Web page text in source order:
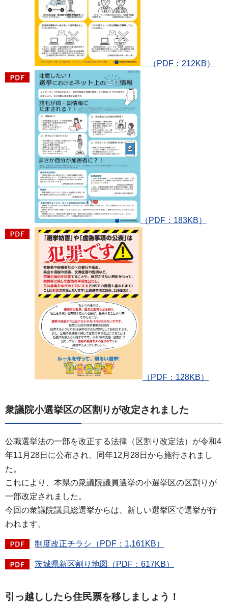
（PDF：212KB）
（PDF：183KB）
（PDF：128KB）
衆議院小選挙区の区割りが改定されました
公職選挙法の一部を改正する法律（区割り改定法）が令和4
年11月28日に公布され、同年12月28日から施行されまし
た。
これにより、本県の衆議院議員選挙の小選挙区の区割りが
一部改定されました。
今回の衆議院議員総選挙からは、新しい選挙区で選挙が行
われます。
制度改正チラシ（PDF：1,161KB）
茨城県新区割り地図（PDF：617KB）
引っ越ししたら住民票を移しましょう！